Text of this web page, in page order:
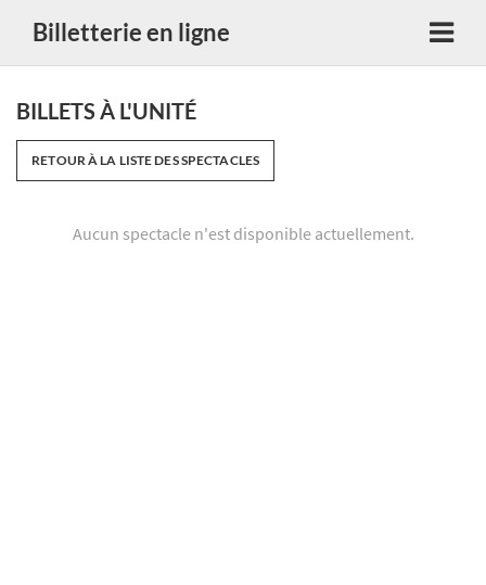
Billetterie en ligne
BILLETS À L'UNITÉ
RETOUR À LA LISTE DES SPECTACLES
Aucun spectacle n'est disponible actuellement.